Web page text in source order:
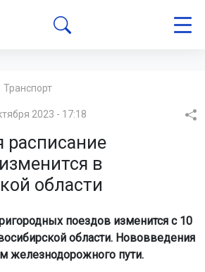
Транспорт
2023 - 17:18
расписание
в
области
поездов изменится с 10
области. Нововведения
железнодорожного пути.